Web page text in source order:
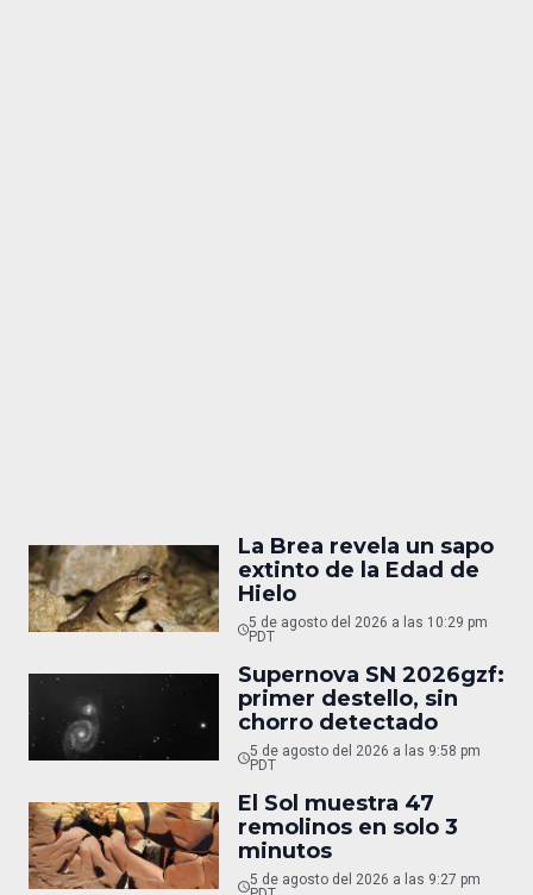
La Brea revela un sapo
extinto de la Edad de
Hielo
5 de agosto del 2026 a las 10:29 pm
PDT
Supernova SN 2026gzf:
primer destello, sin
chorro detectado
5 de agosto del 2026 a las 9:58 pm
PDT
El Sol muestra 47
remolinos en solo 3
minutos
5 de agosto del 2026 a las 9:27 pm